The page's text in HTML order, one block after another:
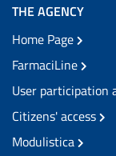
THE AGENCY
Home Page
FarmaciLine
User participation
Citizens' access
Modulistica